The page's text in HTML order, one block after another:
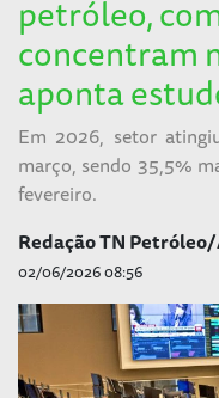
petróleo,
concentram
aponta
Em 2026, setor
março, sendo 35,5%
fevereiro.
Redação TN
02/06/2026 08:56